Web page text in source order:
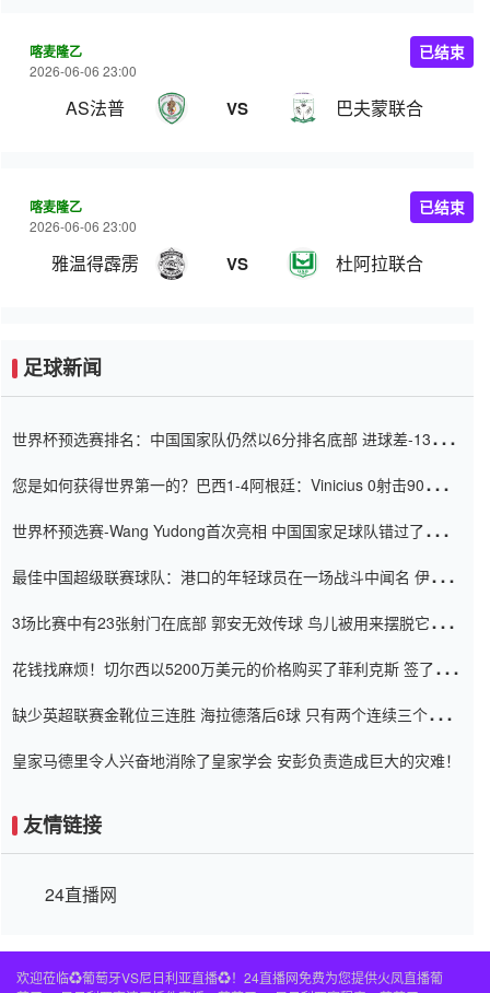
喀麦隆乙
2026-06-06 23:00
AS法普 VS 巴夫蒙联合
已结束
喀麦隆乙
2026-06-06 23:00
雅温得霹雳 VS 杜阿拉联合
已结束
足球新闻
世界杯预选赛排名：中国国家队仍然以6分排名底部 进球差-13令人
您是如何获得世界第一的？巴西1-4阿根廷：Vinicius 0射击90分钟
世界杯预选赛-Wang Yudong首次亮相 中国国家足球队错过了世界
最佳中国超级联赛球队：港口的年轻球员在一场战斗中闻名 伊万放
3场比赛中有23张射门在底部 郭安无效传球 鸟儿被用来摆脱它
花钱找麻烦！切尔西以5200万美元的价格购买了菲利克斯 签了7年
缺少英超联赛金靴位三连胜 海拉德落后6球 只有两个连续三个连续
皇家马德里令人兴奋地消除了皇家学会 安彭负责造成巨大的灾难！
友情链接
24直播网
欢迎莅临♻️葡萄牙VS尼日利亚直播♻️！24直播网免费为您提供火凤直播葡